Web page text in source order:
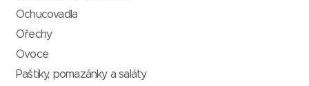
Ochucovadla
Ořechy
Ovoce
Paštiky, pomazánky a saláty